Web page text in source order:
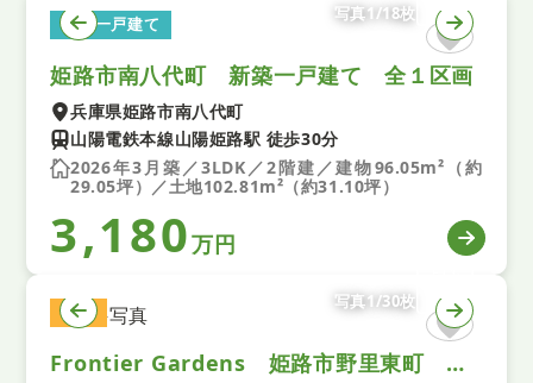
新築一戸建て
写真1/18枚
姫路市南八代町 新築一戸建て 全１区画
兵庫県姫路市南八代町
山陽電鉄本線山陽姫路駅 徒歩30分
2026年3月築／3LDK／2階建／建物96.05m²（約
29.05坪）／土地102.81m²（約31.10坪）
3,180万円
土地
写真1/30枚
Frontier Gardens 姫路市野里東町 建築条件付き土地 全１区画